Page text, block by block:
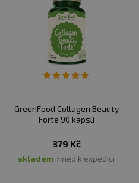
GreenFood Collagen Beauty
Forte 90 kapslí
379 Kč
skladem ihned k expedici